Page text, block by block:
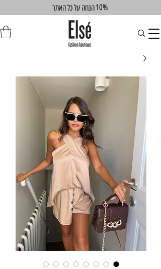
הנחה על כל האתר10%